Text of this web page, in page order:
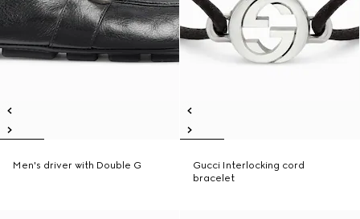
Men's driver with Double G
Gucci Interlocking cord
bracelet